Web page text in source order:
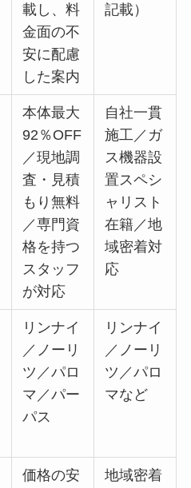
載し、料
金面の不
安に配慮
した案内
記載）
本体最大
92％OFF
／現地調
査・見積
もり無料
／専門資
格を持つ
スタッフ
が対応
自社一貫
施工／ガ
ス機器設
置スペシ
ャリスト
在籍／地
域密着対
応
リンナイ
／ノーリ
ツ／パロ
マ／パー
パス
リンナイ
／ノーリ
ツ／パロ
マなど
価格の安
地域密着